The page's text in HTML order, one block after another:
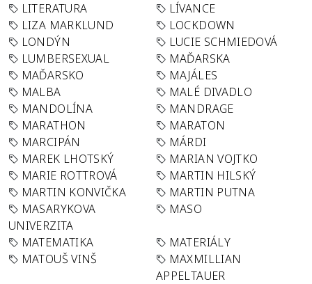
LITERATURA
LÍVANCE
LIZA MARKLUND
LOCKDOWN
LONDÝN
LUCIE SCHMIEDOVÁ
LUMBERSEXUAL
MAĎARSKA
MAĎARSKO
MAJÁLES
MALBA
MALÉ DIVADLO
MANDOLÍNA
MANDRAGE
MARATHON
MARATON
MARCIPÁN
MÁRDI
MAREK LHOTSKÝ
MARIAN VOJTKO
MARIE ROTTROVÁ
MARTIN HILSKÝ
MARTIN KONVIČKA
MARTIN PUTNA
MASARYKOVA
UNIVERZITA
MASO
MATEMATIKA
MATERIÁLY
MATOUŠ VINŠ
MAXMILLIAN
APPELTAUER